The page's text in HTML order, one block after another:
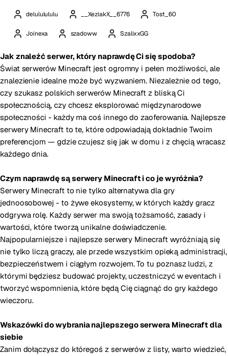
delululululu __XeziakX__6776 Tost_60
Joinexa szadoww SzalixxGG
Jak znaleźć serwer, który naprawdę Ci się spodoba?
Świat serwerów Minecraft jest ogromny i pełen możliwości, ale
znalezienie idealne może być wyzwaniem. Niezależnie od tego,
czy szukasz polskich serwerów Minecraft z bliską Ci
społecznością, czy chcesz eksplorować międzynarodowe
społeczności - każdy ma coś innego do zaoferowania. Najlepsze
serwery Minecraft to te, które odpowiadają dokładnie Twoim
preferencjom — gdzie czujesz się jak w domu i z chęcią wracasz
każdego dnia.
Czym naprawdę są serwery Minecraft i co je wyróżnia?
Serwery Minecraft to nie tylko alternatywa dla gry
jednoosobowej - to żywe ekosystemy, w których każdy gracz
odgrywa rolę. Każdy serwer ma swoją tożsamość, zasady i
wartości, które tworzą unikalne doświadczenie.
Najpopularniejsze i najlepsze serwery Minecraft wyróżniają się
nie tylko liczą graczy, ale przede wszystkim opieką administracji,
bezpieczeństwem i ciągłym rozwojem. To tu poznasz ludzi, z
którymi będziesz budować projekty, uczestniczyć w eventach i
tworzyć wspomnienia, które będą Cię ciągnąć do gry każdego
wieczoru.
Wskazówki do wybrania najlepszego serwera Minecraft dla
siebie
Zanim dołączysz do któregoś z serwerów z listy, warto wiedzieć,